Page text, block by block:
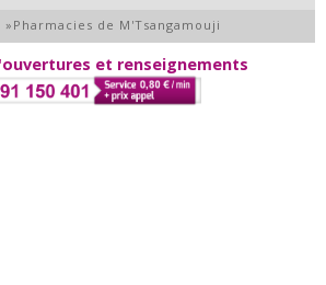
» Pharmacies de M'Tsangamouji
et renseignements